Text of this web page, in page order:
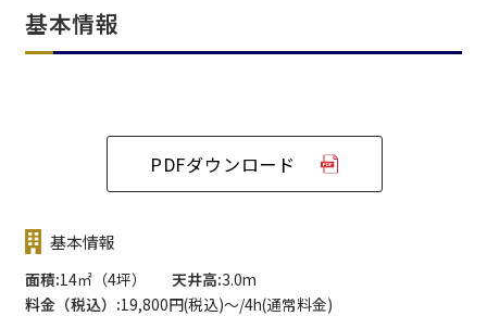
基本情報
PDFダウンロード
基本情報
面積 14㎡（4坪） 天井高 3.0m
料金（税込）
19,800円(税込)〜/4h(通常料金)